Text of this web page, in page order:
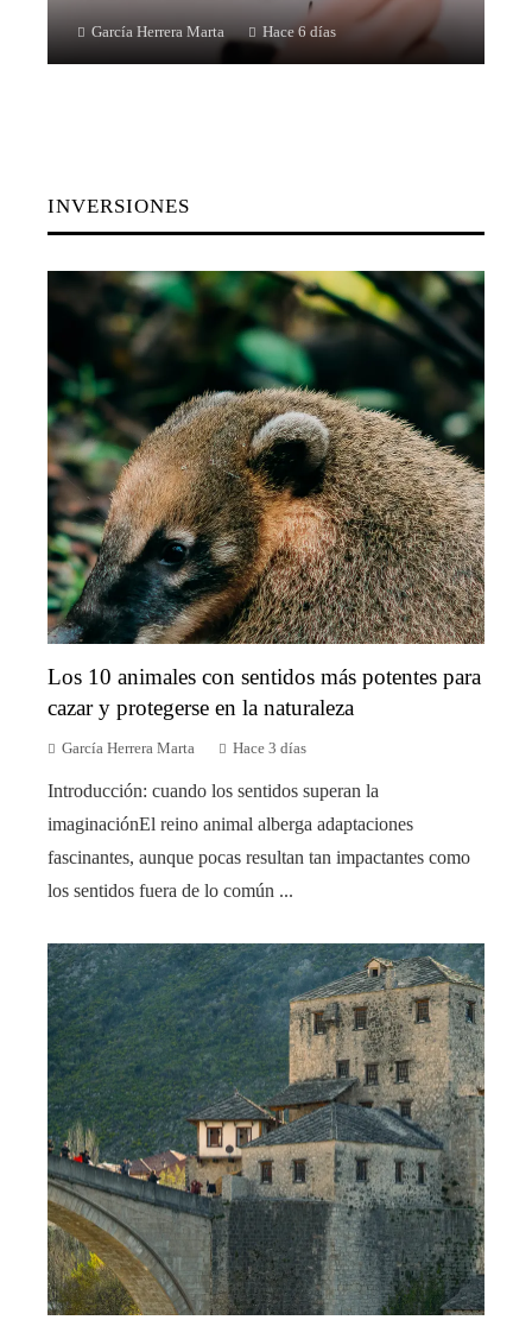
García Herrera Marta Hace 6 días
INVERSIONES
Los 10 animales con sentidos más potentes para
cazar y protegerse en la naturaleza
García Herrera Marta Hace 3 días
Introducción: cuando los sentidos superan la
imaginaciónEl reino animal alberga adaptaciones
fascinantes, aunque pocas resultan tan impactantes como
los sentidos fuera de lo común ...